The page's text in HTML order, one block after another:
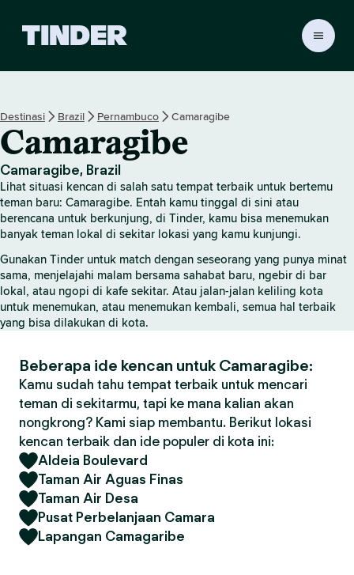
d
a
T
n
d
e
r
Destinasi Brazil Pernambuco Camaragibe
Camaragibe
Camaragibe, Brazil
Lihat situasi kencan di salah satu tempat terbaik untuk bertemu
teman baru: Camaragibe. Entah kamu tinggal di sini atau
berencana untuk berkunjung, di Tinder, kamu bisa menemukan
banyak teman lokal di sekitar lokasi yang kamu kunjungi.
Gunakan Tinder untuk match dengan seseorang yang punya minat
sama, menjelajahi malam bersama sahabat baru, ngebir di bar
lokal, atau ngopi di kafe sekitar. Atau jalan-jalan keliling kota
untuk menemukan, atau menemukan kembali, semua hal terbaik
yang bisa dilakukan di kota.
Beberapa ide kencan untuk Camaragibe:
Kamu sudah tahu tempat terbaik untuk mencari
teman di sekitarmu, tapi ke mana kalian akan
nongkrong? Kami siap membantu. Berikut lokasi
kencan terbaik dan ide populer di kota ini:
Aldeia Boulevard
Taman Air Aguas Finas
Taman Air Desa
Pusat Perbelanjaan Camara
Lapangan Camagaribe